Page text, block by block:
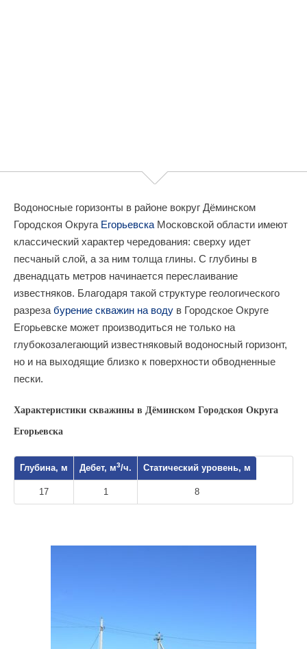
Водоносные горизонты в районе вокруг Дёминском
Городскоя Округа Егорьевска Московской области имеют
классический характер чередования: сверху идет
песчаный слой, а за ним толща глины. С глубины в
двенадцать метров начинается переслаивание
известняков. Благодаря такой структуре геологического
разреза бурение скважин на воду в Городское Округе
Егорьевске может производиться не только на
глубокозалегающий известняковый водоносный горизонт,
но и на выходящие близко к поверхности обводненные
пески.
Характеристики скважины в Дёминском Городскоя Округа
Егорьевска
Глубина, м Дебет, м3/ч. Статический уровень, м
17 1 8